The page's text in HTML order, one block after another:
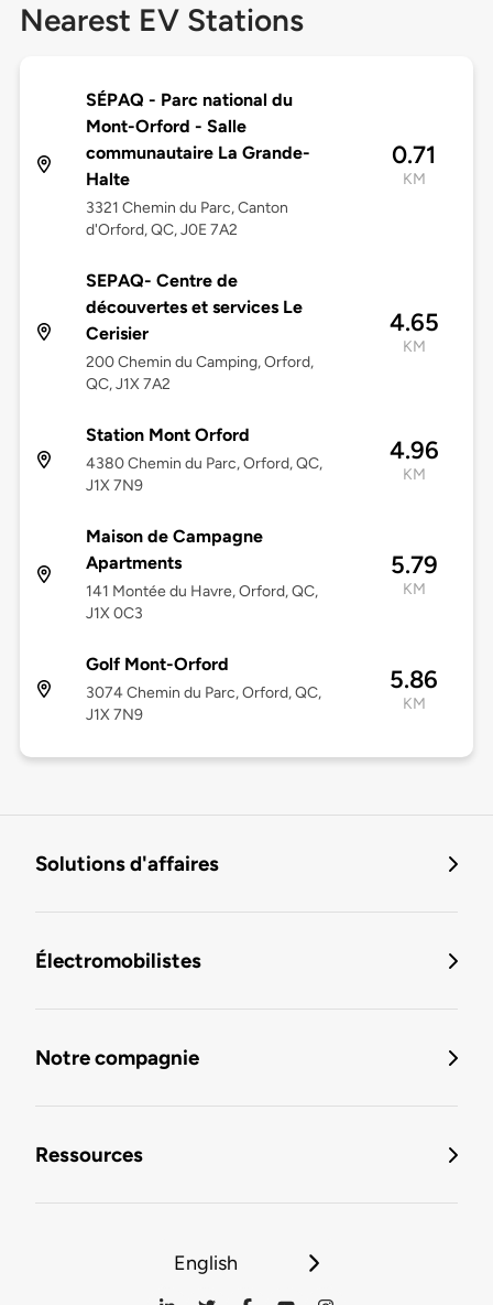
Nearest EV Stations
SÉPAQ - Parc national du
Mont-Orford - Salle
communautaire La Grande-
Halte
3321 Chemin du Parc, Canton
d'Orford, QC, J0E 7A2
0.71
KM
SEPAQ- Centre de
découvertes et services Le
Cerisier
200 Chemin du Camping, Orford,
QC, J1X 7A2
4.65
KM
Station Mont Orford
4380 Chemin du Parc, Orford, QC,
J1X 7N9
4.96
KM
Maison de Campagne
Apartments
141 Montée du Havre, Orford, QC,
J1X 0C3
5.79
KM
Golf Mont-Orford
3074 Chemin du Parc, Orford, QC,
J1X 7N9
5.86
KM
Solutions d'affaires
Électromobilistes
Notre compagnie
Ressources
English